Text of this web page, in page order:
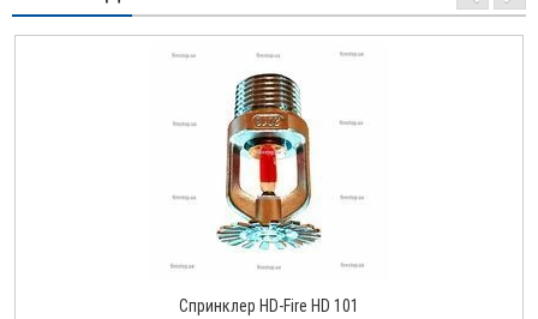
Спринклер HD-Fire HD 101